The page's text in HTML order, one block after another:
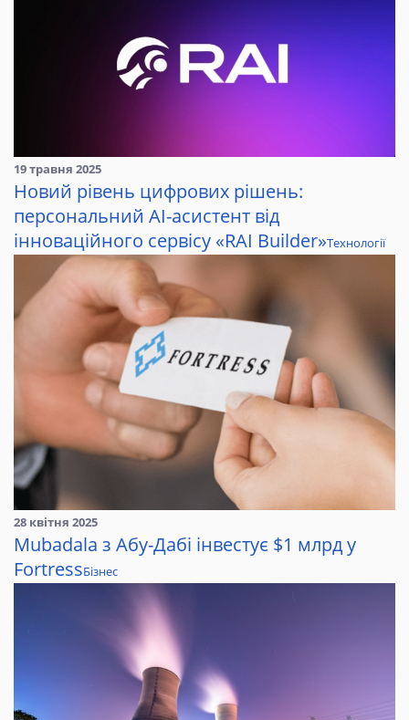
19 травня 2025
Новий рівень цифрових рішень:
персональний AI-асистент від
інноваційного сервісу «RAI Builder»Технології
28 квітня 2025
Mubadala з Абу-Дабі інвестує $1 млрд у
FortressБізнес